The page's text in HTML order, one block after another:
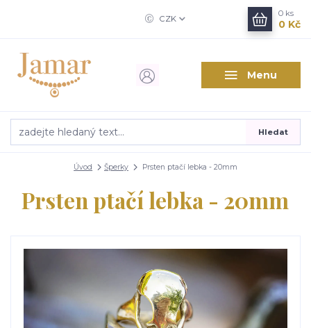
Menu
CZK
Hledat
0 ks
0 Kč
Úvod Šperky Prsten ptačí lebka - 20mm
Prsten ptačí lebka - 20mm